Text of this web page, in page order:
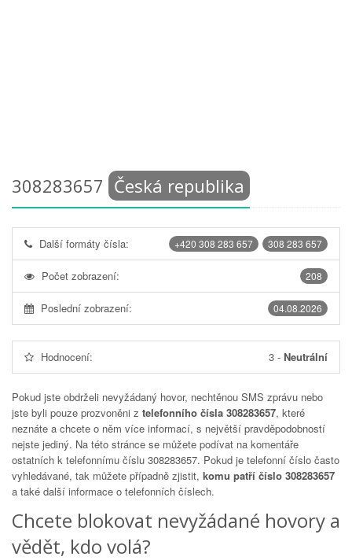
308283657 Česká republika
308 283 657
+420 308 283 657
Další formáty čísla:
208
Počet zobrazení:
04.08.2026
Poslední zobrazení:
Hodnocení: 3 - Neutrální
Pokud jste obdrželi nevyžádaný hovor, nechtěnou SMS zprávu nebo
jste byli pouze prozvoněni z telefonního čísla 308283657, které
neznáte a chcete o něm více informací, s největší pravděpodobností
nejste jediný. Na této stránce se můžete podívat na komentáře
ostatních k telefonnímu číslu 308283657. Pokud je telefonní číslo často
vyhledávané, tak můžete případně zjistit, komu patří číslo 308283657
a také další informace o telefonních číslech.
Chcete blokovat nevyžádané hovory a
vědět, kdo volá?